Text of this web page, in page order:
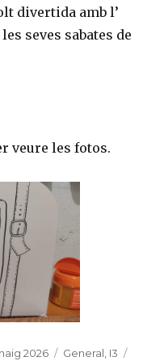
divertida amb l’
seves sabates de
veure les fotos.
2026 Categories
General, I3